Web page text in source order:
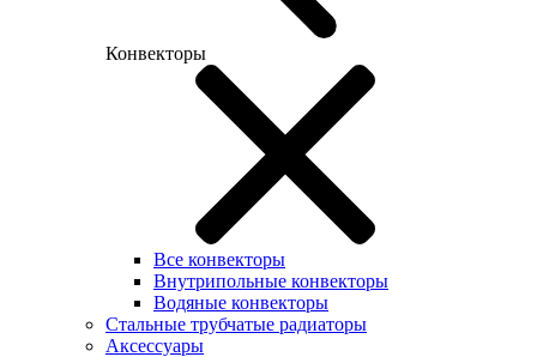
Конвекторы
Все конвекторы
Внутрипольные конвекторы
Водяные конвекторы
Стальные трубчатые радиаторы
Аксессуары